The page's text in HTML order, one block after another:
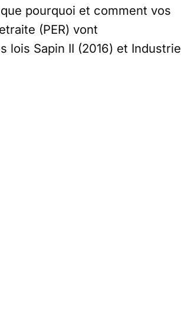
pourquoi et comment vos
(PER) vont
lois Sapin II (2016) et Industrie